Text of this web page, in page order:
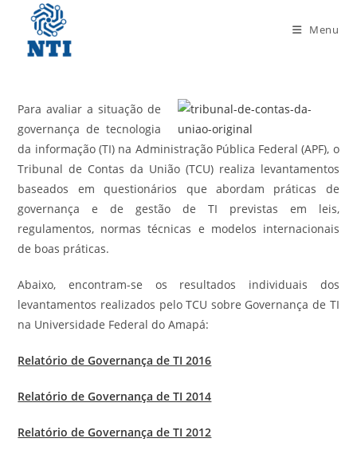
Menu
Para avaliar a situação de
governança de tecnologia
da informação (TI) na Administração Pública Federal (APF), o
Tribunal de Contas da União (TCU) realiza levantamentos
baseados em questionários que abordam práticas de
governança e de gestão de TI previstas em leis,
regulamentos, normas técnicas e modelos internacionais
de boas práticas.
Abaixo, encontram-se os resultados individuais dos
levantamentos realizados pelo TCU sobre Governança de TI
na Universidade Federal do Amapá:
Relatório de Governança de TI 2016
Relatório de Governança de TI 2014
Relatório de Governança de TI 2012